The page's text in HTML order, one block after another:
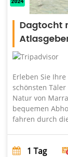
Dagtocht
Erleben Sie
schönsten
Natur von
bequemen
fahren durch
1 Tag